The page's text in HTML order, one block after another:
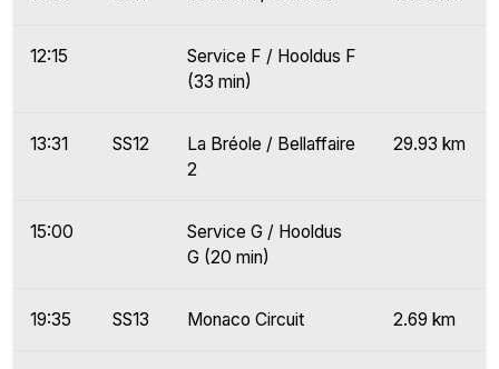
12:15
Service F / Hooldus F
(33 min)
13:31 SS12
La Bréole / Bellaffaire
2
29.93 km
15:00
Service G / Hooldus
G (20 min)
19:35 SS13 Monaco Circuit 2.69 km